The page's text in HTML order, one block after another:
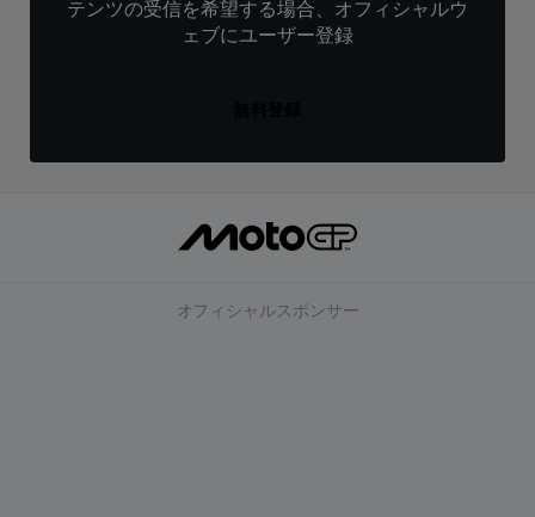
テンツの受信を希望する場合、オフィシャルウ
ェブにユーザー登録
オフィシャルスポンサー